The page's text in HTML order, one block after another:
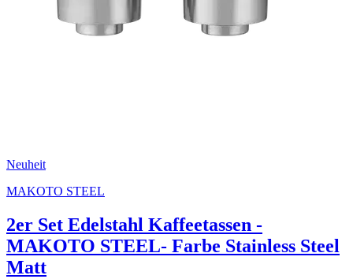
Neuheit
MAKOTO STEEL
2er Set Edelstahl Kaffeetassen -
MAKOTO STEEL- Farbe Stainless Steel
Matt